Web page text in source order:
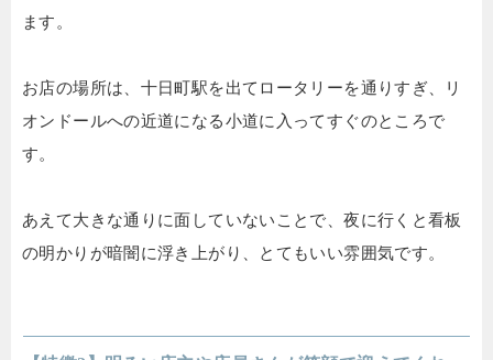
ます。
お店の場所は、十日町駅を出てロータリーを通りすぎ、リ
オンドールへの近道になる小道に入ってすぐのところで
す。
あえて大きな通りに面していないことで、夜に行くと看板
の明かりが暗闇に浮き上がり、とてもいい雰囲気です。